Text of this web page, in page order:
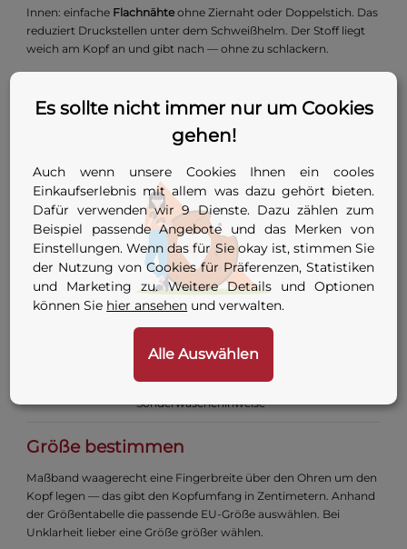
Innen: einfache Flachnähteohne Ziernaht oder Doppelstich. Das
reduziert Druckstellen unter dem Schweißhelm. Der Stoff liegt
weich am Kopf an und gibt nach — ohne zu schlackern.
Design 4-Panel mit Flachnähten
Passform
Tief — sitzt bis Ohrmitte, bedeckt
gesamten Hinterkopf
Farben Grau, Khaki, Blau
Maschinenwaschbar, keine
Sonderwäschehinweise
Größe bestimmen
Maßband waagerecht eine Fingerbreite über den Ohren um den
Kopf legen — das gibt den Kopfumfang in Zentimetern. Anhand
der Größentabelle die passende EU-Größe auswählen. Bei
Unklarheit lieber eine Größe größer wählen.
Es sollte nicht immer nur um Cookies
gehen!
Auch wenn unsere Cookies Ihnen ein cooles
Einkaufserlebnis mit allem was dazu gehört bieten.
Dafür verwenden wir 9 Dienste. Dazu zählen zum
Beispiel passende Angebote und das Merken von
Einstellungen. Wenn das für Sie okay ist, stimmen Sie
der Nutzung von Cookies für Präferenzen, Statistiken
und Marketing zu. Weitere Details und Optionen
können Sie hier ansehen und verwalten.
Alle Auswählen